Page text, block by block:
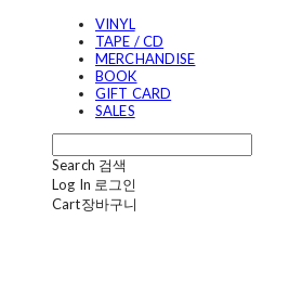
VINYL
TAPE / CD
MERCHANDISE
BOOK
GIFT CARD
SALES
Search 검색
Log In 로그인
Cart장바구니